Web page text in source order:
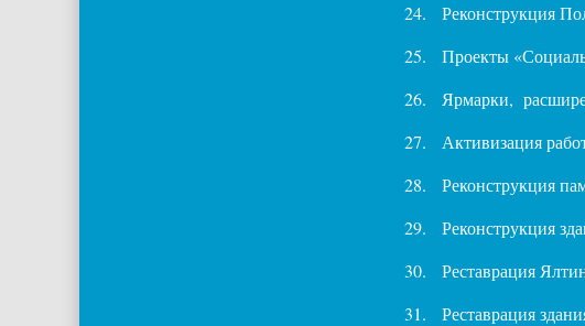
24.
Реконструкция
25.
Проекты
26.
Ярмарки,
27.
Активизация
28.
Реконструкция
29.
Реконструкция
30.
Реставрация
31.
Реставрация